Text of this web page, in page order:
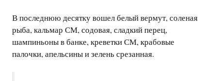
В последнюю десятку вошел белый вермут, соленая
рыба, кальмар СМ, содовая, сладкий перец,
шампиньоны в банке, креветки СМ, крабовые
палочки, апельсины и зелень срезанная.